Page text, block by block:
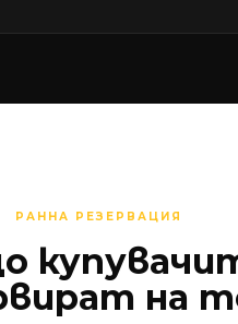
РАННА РЕЗЕРВАЦИЯ
на